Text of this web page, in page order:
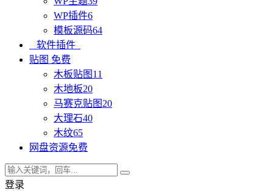
WP插件6
模板源码64
软件插件
贴图 免费
木板贴图 11
木地板20
马赛克贴图 20
大理石40
木纹65
网盘资源免费
登录